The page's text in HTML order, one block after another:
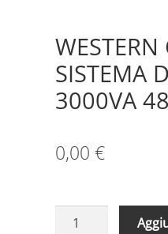
SISTEMA
3000VA
0,00 €
WESTERN